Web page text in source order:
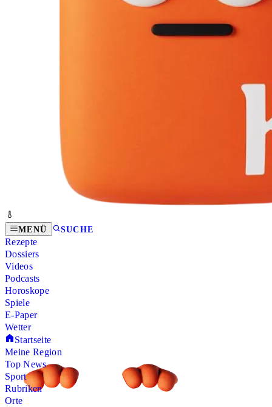
MENÜ SUCHE
Rezepte
Dossiers
Videos
Podcasts
Horoskope
Spiele
E-Paper
Wetter
Startseite
Meine Region
Top News
Sport
Rubriken
Orte